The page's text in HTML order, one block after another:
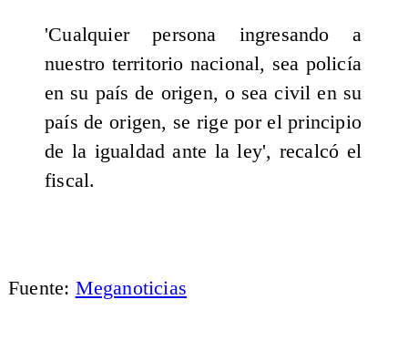
'Cualquier persona ingresando a
nuestro territorio nacional, sea policía
en su país de origen, o sea civil en su
país de origen, se rige por el principio
de la igualdad ante la ley', recalcó el
fiscal.
Fuente: Meganoticias